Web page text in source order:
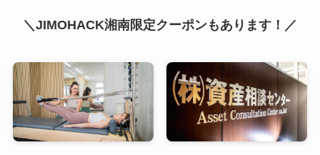
＼JIMOHACK湘南限定クーポンもあります！／